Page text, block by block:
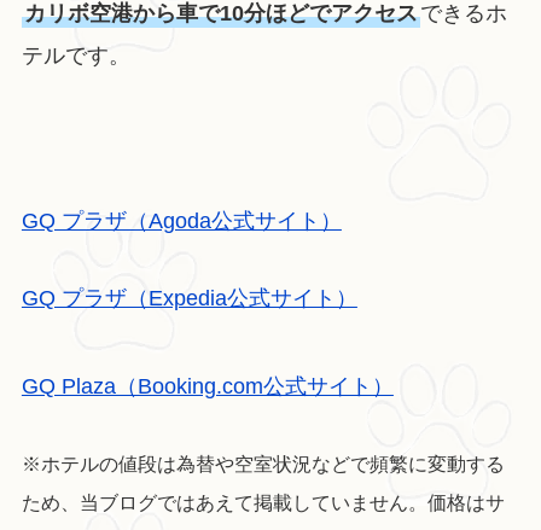
カリボ空港から車で10分ほどでアクセスできるホ
テルです。
GQ プラザ（Agoda公式サイト）
GQ プラザ（Expedia公式サイト）
GQ Plaza（Booking.com公式サイト）
※ホテルの値段は為替や空室状況などで頻繁に変動する
ため、当ブログではあえて掲載していません。価格はサ